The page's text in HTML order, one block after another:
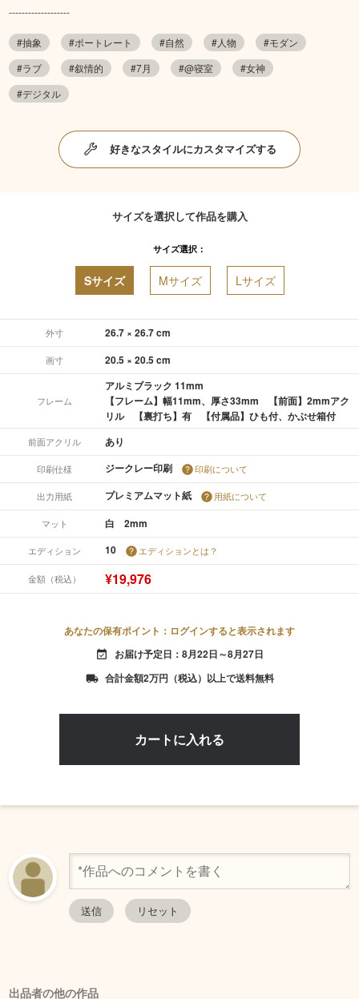
-------------------
#抽象 #ポートレート #自然 #人物
#モダン
#ラブ
#叙情的 #7月 #@寝室
#女神
#デジタル
好きなスタイルにカスタマイズする
サイズを選択して作品を購入
サイズ選択：
Sサイズ Mサイズ Lサイズ
外寸 26.7 × 26.7 cm
画寸 20.5 × 20.5 cm
フレーム
アルミブラック 11mm
【フレーム】幅11mm、厚さ33mm 【前面】2mmアク
リル 【裏打ち】有 【付属品】ひも付、かぶせ箱付
前面アクリル あり
印刷仕様 ジークレー印刷 印刷について
出力用紙 プレミアムマット紙 用紙について
マット 白 2mm
エディション 10 エディションとは？
金額（税込） ¥19,976
あなたの保有ポイント：ログインすると表示されます
event_available お届け予定日：8月22日～8月27日
local_shipping 合計金額2万円（税込）以上で送料無料
出品者の他の作品